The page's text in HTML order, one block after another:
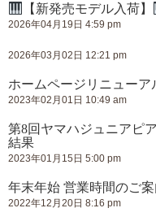
【新発売モデル入荷】
2026年04月19日 4:59 pm
2026年03月02日 12:21 pm
ホームページリニューア
2023年02月01日 10:49 am
第8回ヤマハジュニアピ
結果
2023年01月15日 5:00 pm
年末年始 営業時間のご案
2022年12月20日 8:16 pm